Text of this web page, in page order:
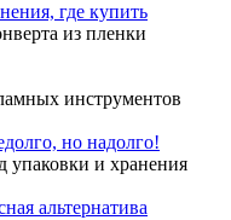
где купить
из пленки
инструментов
но надолго!
упаковки и хранения
альтернатива